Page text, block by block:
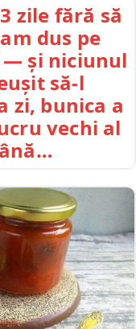
zile fără să
dus pe
și niciunul
să-l
zi, bunica a
vechi al